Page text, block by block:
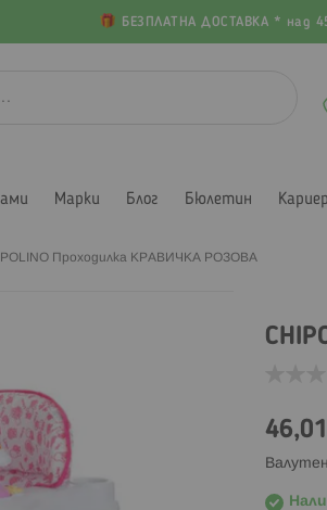
БЕЗПЛАТНА ДОСТАВКА * над
Марки Блог Бюлетин
Проходилка КРАВИЧКА РОЗОВА